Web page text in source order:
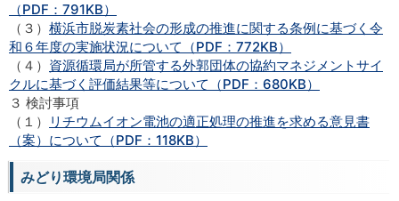
（PDF：791KB）
（３） 横浜市脱炭素社会の形成の推進に関する条例に基づく令
和６年度の実施状況について（PDF：772KB）
（４） 資源循環局が所管する外郭団体の協約マネジメントサイ
クルに基づく評価結果等について（PDF：680KB）
３ 検討事項
（１）
リチウムイオン電池の適正処理の推進を求める意見書
（案）について（PDF：118KB）
みどり環境局関係